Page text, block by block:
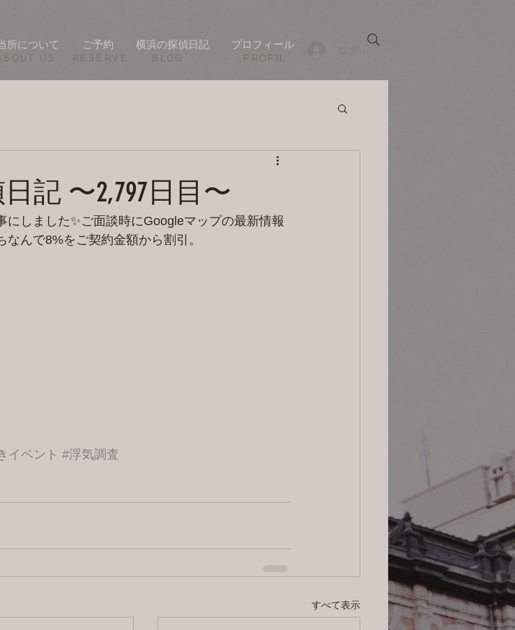
ログイン
所について ご予約 横浜の探偵日記 プロフィール
US ​PROFIL
RESERVE BLOG
記 〜2,797日目〜
しました✨ご面談時にGoogleマップの最新情報
んで8%をご契約金額から割引。
イベント #浮気調査
すべて表示